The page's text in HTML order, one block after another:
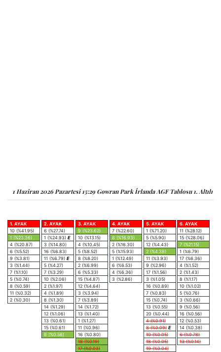
1 Haziran 2026 Pazartesi 15:29 Gowran Park İrlanda AGF Tablosu 1. Altılı
1. AYAK
10 (%41.95)
1 (%23.36)
4 (%20.87)
6 (%5.52)
9 (%3.81)
3 (%1.44)
7 (%1.10)
5 (%0.74)
8 (%0.59)
11 (%0.32)
2 (%0.30)
2. AYAK
6 (%27.74)
1 (%24.93) E
3 (%14.80)
16 (%6.83)
11 (%6.79) E
5 (%4.27)
7 (%3.29)
10 (%2.06)
2 (%1.97)
4 (%1.89)
8 (%1.30)
14 (%1.29)
12 (%1.06)
13 (%0.61)
15 (%0.61)
9 (%0.58)
3. AYAK
9 (%23.62)
10 (%13.15)
4 (%10.45)
5 (%8.52)
8 (%8.20)
2 (%6.99)
6 (%5.33)
15 (%4.87)
12 (%4.64)
3 (%3.94)
7 (%3.89)
14 (%1.72)
13 (%1.40)
1 (%1.27)
11 (%0.96)
16 (%0.80)
18 (%0.19)
17 (%0.03)
4. AYAK
7 (%22.60)
8 (%16.93)
2 (%16.30)
5 (%15.93)
1 (%12.49)
6 (%6.53)
4 (%6.36)
3 (%2.86)
5. AYAK
1 (%71.20)
5 (%5.90)
12 (%4.43)
2 (%4.38)
11 (%3.93)
9 (%2.96)
17 (%1.56)
3 (%1.05)
16 (%0.89)
7 (%0.83)
15 (%0.74)
13 (%0.55)
20 (%0.44)
4 (%0.91)
8 (%0.09) E
10 (%0.05)
18 (%0.05)
19 (%0.04)
6. AYAK
11 (%28.12)
15 (%28.06)
7 (%21.15)
1 (%6.79)
17 (%6.36)
4 (%1.52)
2 (%1.43)
8 (%1.17)
10 (%1.02)
5 (%0.76)
3 (%0.66)
9 (%0.56)
16 (%0.56)
12 (%0.53)
14 (%0.38)
6 (%0.78)
13 (%0.14)